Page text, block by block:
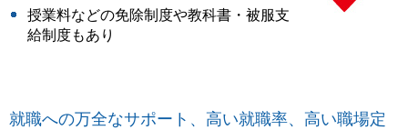
授業料などの免除制度や教科書・被服支
給制度もあり
就職への万全なサポート、高い就職率、高い職場定